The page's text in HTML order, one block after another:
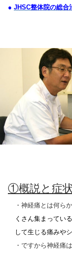
● JHSC整体院の総合
①概説と症
・神経痛とは何ら
くさん集まってい
して生じる痛みや
・ですから神経痛